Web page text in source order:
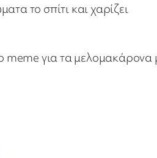
το σπίτι και χαρίζει
meme για τα μελομακάρονα